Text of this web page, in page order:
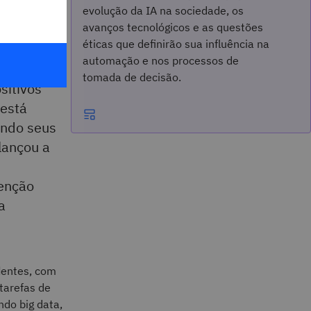
seus
a
com
de
big data,
evolução da IA na sociedade, os
avanços tecnológicos e as questões
éticas que definirão sua influência na
automação e nos processos de
tomada de decisão.